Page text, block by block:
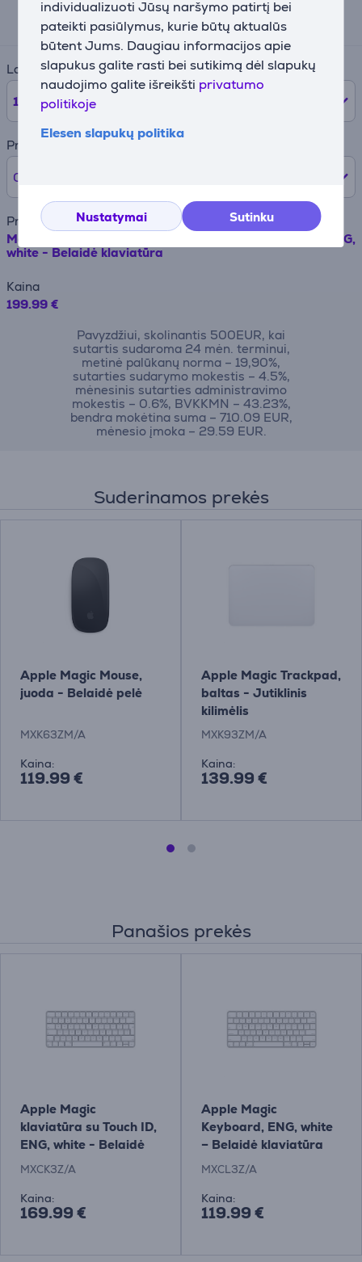
individualizuoti Jūsų naršymo patirtį bei
pateikti pasiūlymus, kurie būtų aktualūs
būtent Jums. Daugiau informacijos apie
slapukus galite rasti bei sutikimą dėl slapukų
naudojimo galite išreikšti privatumo
politikoje
Elesen slapukų politika
Nustatymai Sutinku
21 €
Laikotarpis
12 mėnesių
Pradinė įmoka
0% /
Prekės pavadinimas
Magic Keyboard with Touch ID and Numeric Keypad, ENG,
white - Belaidė klaviatūra
Kaina
199.99 €
Pavyzdžiui, skolinantis 500EUR, kai
sutartis sudaroma 24 mėn. terminui,
metinė palūkanų norma – 19,90%,
sutarties sudarymo mokestis – 4.5%,
mėnesinis sutarties administravimo
mokestis – 0.6%, BVKKMN – 43.23%,
bendra mokėtina suma – 710.09 EUR,
mėnesio įmoka – 29.59 EUR.
Suderinamos prekės
Apple Magic Mouse,
juoda - Belaidė pelė
MXK63ZM/A
Kaina:
119.99 €
Apple Magic Trackpad,
baltas - Jutiklinis
kilimėlis
MXK93ZM/A
Kaina:
139.99 €
Panašios prekės
Apple Magic
klaviatūra su Touch ID,
ENG, white - Belaidė
klaviatūra
MXCK3Z/A
Kaina:
169.99 €
Apple Magic
Keyboard, ENG, white
– Belaidė klaviatūra
MXCL3Z/A
Kaina:
119.99 €